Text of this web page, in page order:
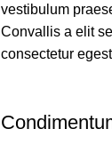
vestibulum
Convallis a elit
consectetur